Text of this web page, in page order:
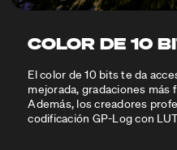
COLOR DE 10
El color de 10 bits te da
mejorada, gradaciones más
Además, los creadores
codificación GP-Log con